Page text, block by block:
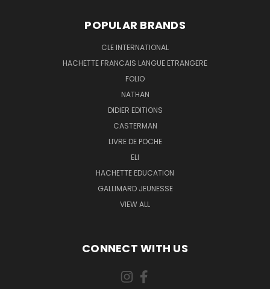
POPULAR BRANDS
CLE INTERNATIONAL
HACHETTE FRANCAIS LANGUE ETRANGERE
FOLIO
NATHAN
DIDIER EDITIONS
CASTERMAN
LIVRE DE POCHE
ELI
HACHETTE EDUCATION
GALLIMARD JEUNESSE
VIEW ALL
CONNECT WITH US